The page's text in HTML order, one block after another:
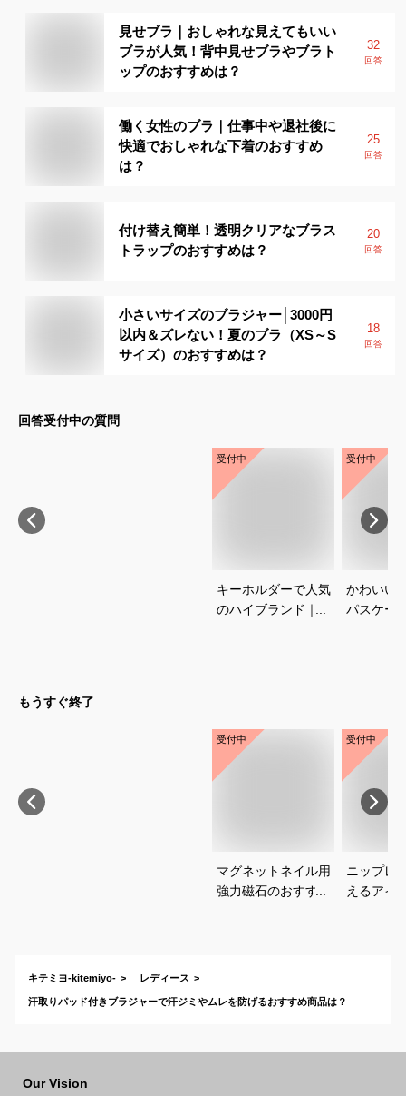
見せブラ｜おしゃれな見えてもいい
ブラが人気！背中見せブラやブラト
ップのおすすめは？
32
回答
働く女性のブラ｜仕事中や退社後に
快適でおしゃれな下着のおすすめ
は？
25
回答
付け替え簡単！透明クリアなブラス
トラップのおすすめは？
20
回答
小さいサイズのブラジャー│3000円
以内＆ズレない！夏のブラ（XS～S
サイズ）のおすすめは？
18
回答
回答受付中の質問
受付中
キーホルダーで人気
のハイブランド｜プ
受付中
かわいい
パスケー
もうすぐ終了
受付中
マグネットネイル用
強力磁石のおすすめ
受付中
ニップレ
えるアイ
キテミヨ-kitemiyo- レディース
汗取りパッド付きブラジャーで汗ジミやムレを防げるおすすめ商品は？
Our Vision